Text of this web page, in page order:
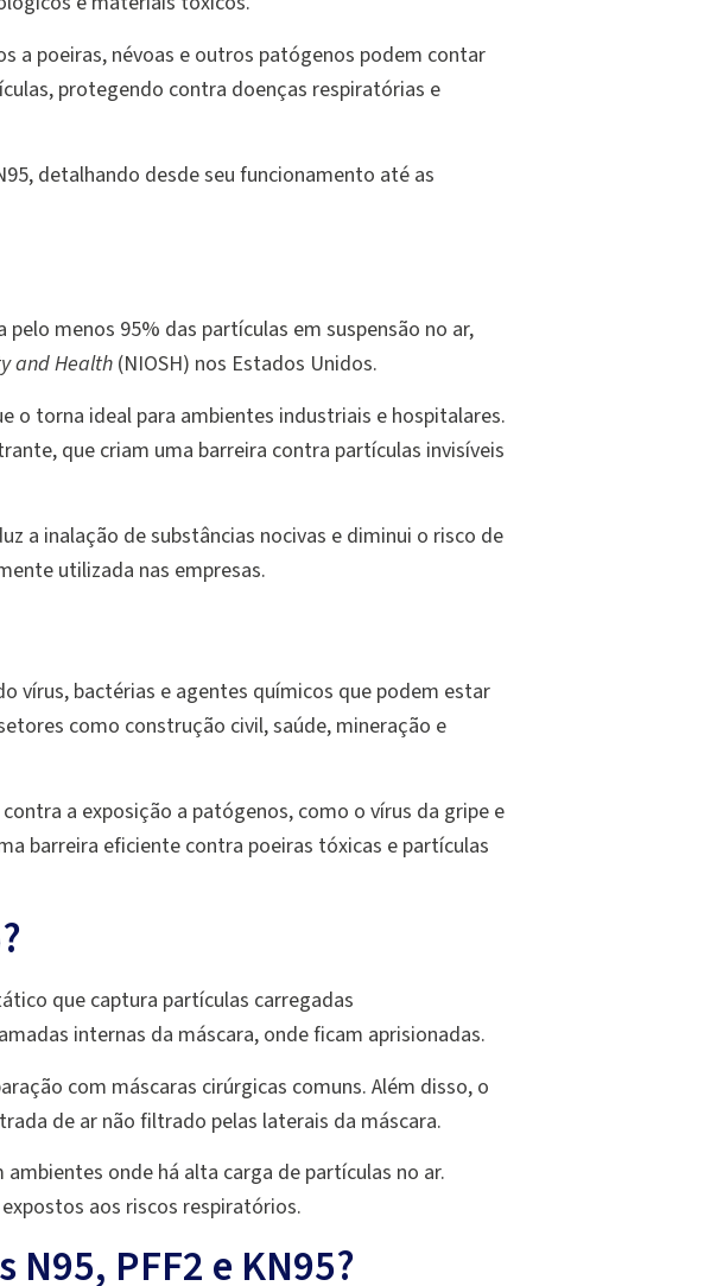
a poeiras, névoas e outros patógenos podem contar
protegendo contra doenças respiratórias e
detalhando desde seu funcionamento até as
menos 95% das partículas em suspensão no ar,
and Health (NIOSH) nos Estados Unidos.
o torna ideal para ambientes industriais e hospitalares.
que criam uma barreira contra partículas invisíveis
a inalação de substâncias nocivas e diminui o risco de
utilizada nas empresas.
vírus, bactérias e agentes químicos que podem estar
como construção civil, saúde, mineração e
a exposição a patógenos, como o vírus da gripe e
barreira eficiente contra poeiras tóxicas e partículas
que captura partículas carregadas
internas da máscara, onde ficam aprisionadas.
com máscaras cirúrgicas comuns. Além disso, o
de ar não filtrado pelas laterais da máscara.
onde há alta carga de partículas no ar.
aos riscos respiratórios.
PFF2 e KN95?